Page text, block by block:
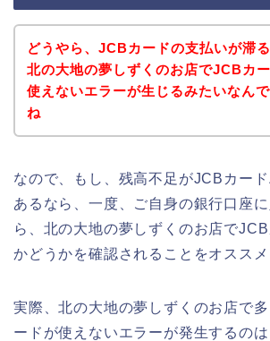
どうやら、JCBカードの支払いが滞る
北の大地の夢しずくのお店でJCBカ
使えないエラーが生じるみたいなん
ね
なので、もし、残高不足がJCBカー
あるなら、一度、ご自身の銀行口座
ら、北の大地の夢しずくのお店で
かどうかを確認されることをオススメ
実際、北の大地の夢しずくのお店で
ードが使えないエラーが発生するの